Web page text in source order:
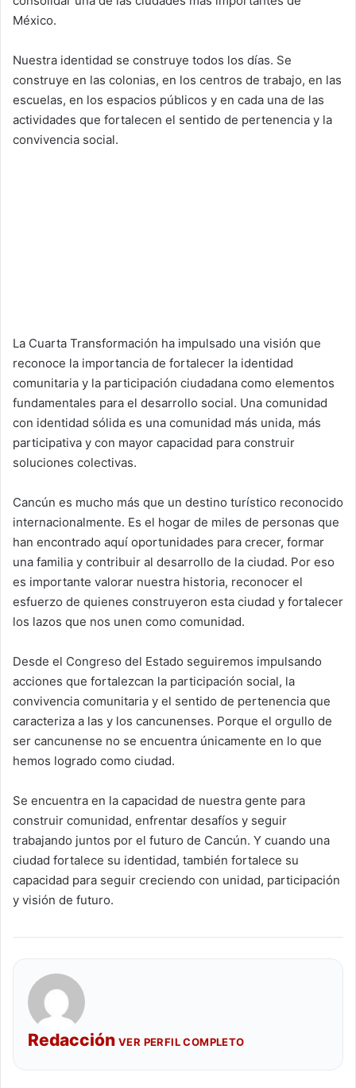
México.
Nuestra identidad se construye todos los días. Se
construye en las colonias, en los centros de trabajo, en las
escuelas, en los espacios públicos y en cada una de las
actividades que fortalecen el sentido de pertenencia y la
convivencia social.
La Cuarta Transformación ha impulsado una visión que
reconoce la importancia de fortalecer la identidad
comunitaria y la participación ciudadana como elementos
fundamentales para el desarrollo social. Una comunidad
con identidad sólida es una comunidad más unida, más
participativa y con mayor capacidad para construir
soluciones colectivas.
Cancún es mucho más que un destino turístico reconocido
internacionalmente. Es el hogar de miles de personas que
han encontrado aquí oportunidades para crecer, formar
una familia y contribuir al desarrollo de la ciudad. Por eso
es importante valorar nuestra historia, reconocer el
esfuerzo de quienes construyeron esta ciudad y fortalecer
los lazos que nos unen como comunidad.
Desde el Congreso del Estado seguiremos impulsando
acciones que fortalezcan la participación social, la
convivencia comunitaria y el sentido de pertenencia que
caracteriza a las y los cancunenses. Porque el orgullo de
ser cancunense no se encuentra únicamente en lo que
hemos logrado como ciudad.
Se encuentra en la capacidad de nuestra gente para
construir comunidad, enfrentar desafíos y seguir
trabajando juntos por el futuro de Cancún. Y cuando una
ciudad fortalece su identidad, también fortalece su
capacidad para seguir creciendo con unidad, participación
y visión de futuro.
Redacción VER PERFIL COMPLETO